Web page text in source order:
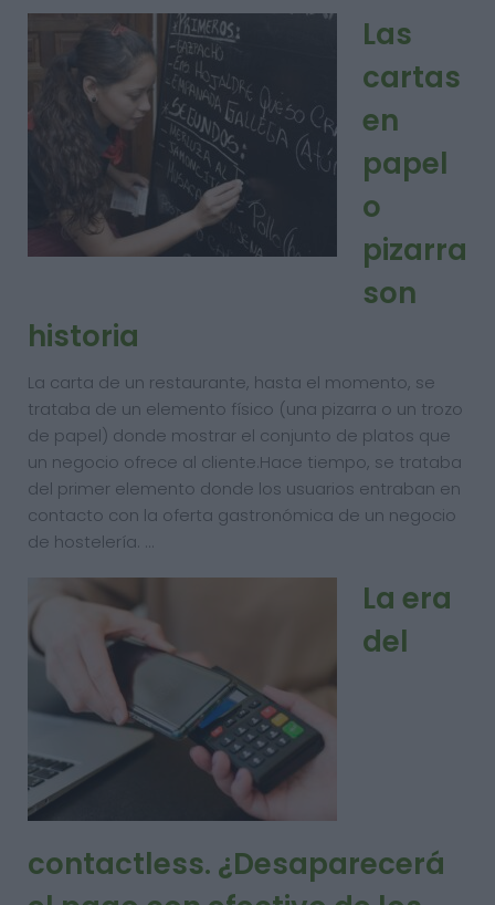
Las
cartas
en
papel
o
pizarra
son
historia
La carta de un restaurante, hasta el momento, se
trataba de un elemento físico (una pizarra o un trozo
de papel) donde mostrar el conjunto de platos que
un negocio ofrece al cliente.Hace tiempo, se trataba
del primer elemento donde los usuarios entraban en
contacto con la oferta gastronómica de un negocio
de hostelería. …
La era
del
contactless. ¿Desaparecerá